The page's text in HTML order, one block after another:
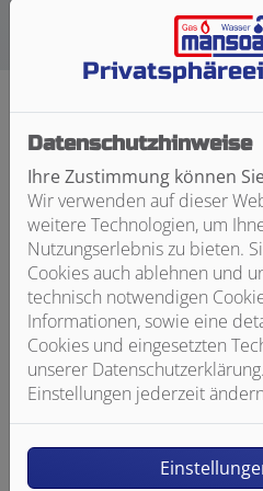
Persönlicher
Liebe/r
Interesse an einer
Datenschutzhinweise
Ihre Zustimmung können
Wir verwenden auf dieser
weitere Technologien, um
Nutzungserlebnis zu bieten.
Cookies auch ablehnen und
technisch notwendigen
Informationen, sowie eine
Cookies und eingesetzten
unserer
Einstellungen jederzeit